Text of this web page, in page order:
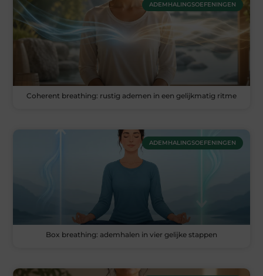
ADEMHALINGSOEFENINGEN
Coherent breathing: rustig ademen in een gelijkmatig ritme
ADEMHALINGSOEFENINGEN
Box breathing: ademhalen in vier gelijke stappen